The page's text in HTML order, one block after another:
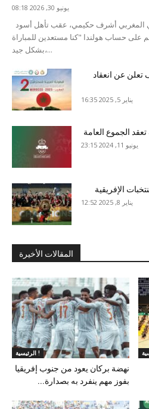
يونيو 30, 2026 08:18
على حساب هولندا "كنا مستعدين للمباراة
بشكل جيد،...
تعلن عن انعقاد
يناير 5, 2025 16:35
تعقد الجموع العامة
يونيو 11, 2024 23:15
الإفريقية
يناير 8, 2025 12:52
المقالات الأخيرة
الرئيسية !
نهضة بركان يعود من جنوب إفريقيا
بفوز مهم ينفرد به بصدارة...